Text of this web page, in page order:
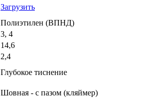
Загрузить
Полиэтилен (ВПНД)
3, 4
14,6
2,4
Глубокое тиснение
Шовная - с пазом (кляймер)